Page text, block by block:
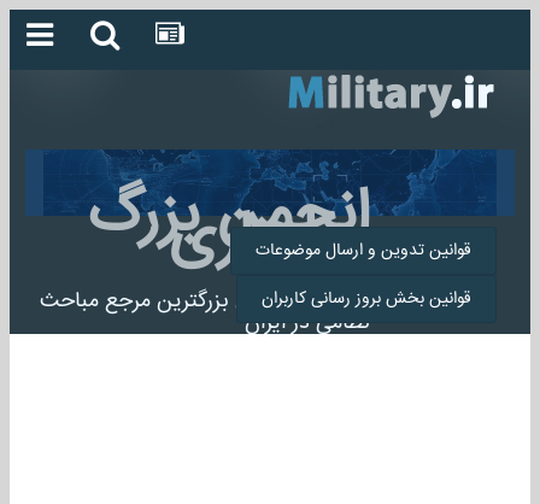
انجمن بزرگ
میلیتاری
انجمن میلیتاری بزرگترین مرجع مباحث
نظامی در ایران
قوانین تدوین و ارسال موضوعات
قوانین بخش بروز رسانی کاربران